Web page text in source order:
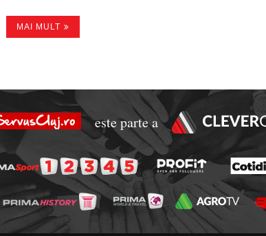
MAI MULT
este parte a